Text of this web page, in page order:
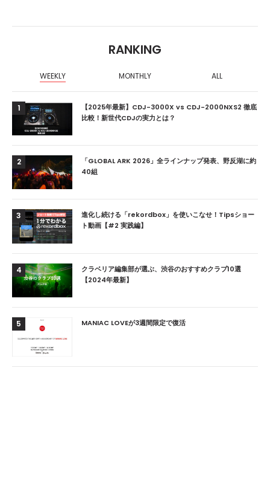
RANKING
WEEKLY MONTHLY ALL
1
【2025年最新】CDJ-3000X vs CDJ-2000NXS2 徹底
比較！新世代CDJの実力とは？
2
「GLOBAL ARK 2026」全ラインナップ発表、野反湖に約
40組
3
進化し続ける「rekordbox」を使いこなせ！Tipsショー
ト動画【#2 実践編】
4
クラベリア編集部が選ぶ、渋谷のおすすめクラブ10選
【2024年最新】
5 MANIAC LOVEが3週間限定で復活